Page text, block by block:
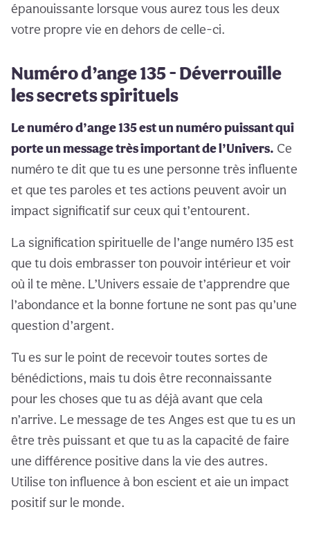
épanouissante lorsque vous aurez tous les deux
votre propre vie en dehors de celle-ci.
Numéro d’ange 135 - Déverrouille
les secrets spirituels
Le numéro d’ange 135 est un numéro puissant qui
porte un message très important de l’Univers. Ce
numéro te dit que tu es une personne très influente
et que tes paroles et tes actions peuvent avoir un
impact significatif sur ceux qui t’entourent.
La signification spirituelle de l’ange numéro 135 est
que tu dois embrasser ton pouvoir intérieur et voir
où il te mène. L’Univers essaie de t’apprendre que
l’abondance et la bonne fortune ne sont pas qu’une
question d’argent.
Tu es sur le point de recevoir toutes sortes de
bénédictions, mais tu dois être reconnaissante
pour les choses que tu as déjà avant que cela
n’arrive. Le message de tes Anges est que tu es un
être très puissant et que tu as la capacité de faire
une différence positive dans la vie des autres.
Utilise ton influence à bon escient et aie un impact
positif sur le monde.